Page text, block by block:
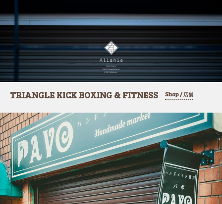
TRIANGLE KICK BOXING & FITNESS Shop / 店舗